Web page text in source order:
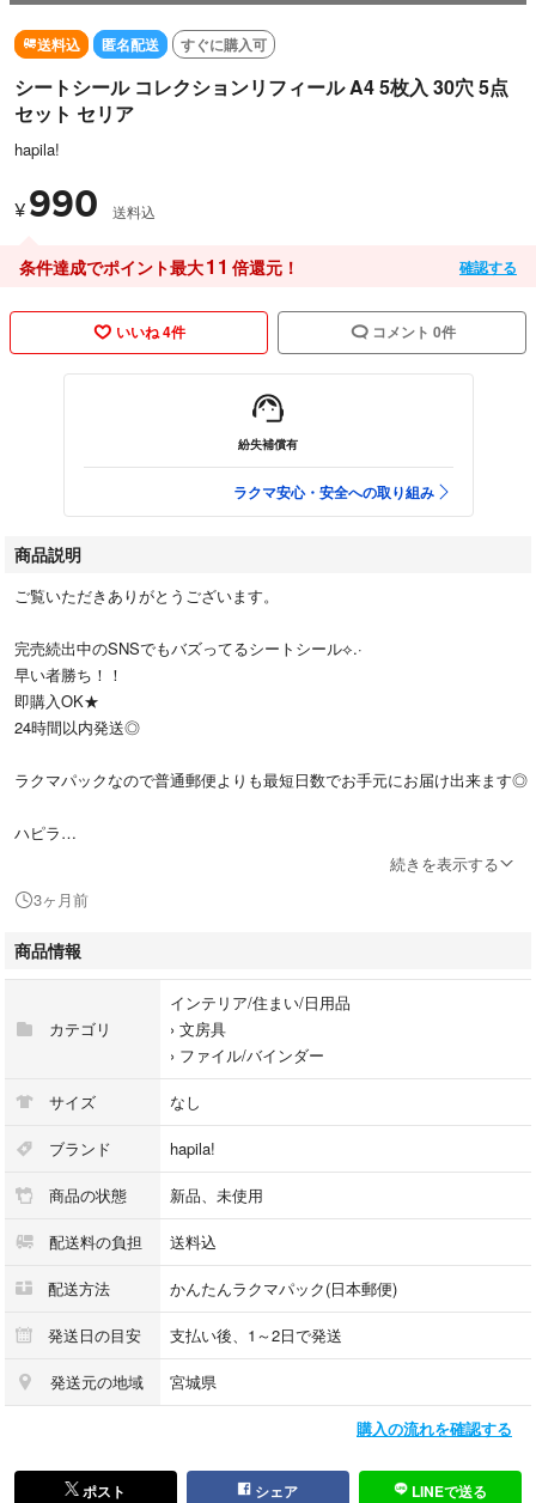
送料込 匿名配送 すぐに購入可
シートシール コレクションリフィール A4 5枚入 30穴 5点
セット セリア
hapila!
¥ 990 送料込
条件達成でポイント最大11 倍還元！ 確認する
いいね 4件 コメント 0件
紛失補償有
ラクマ安心・安全への取り組み
商品説明
ご覧いただきありがとうございます。
完売続出中のSNSでもバズってるシートシール⟡.·
早い者勝ち！！
即購入OK★
24時間以内発送◎
ラクマパックなので普通郵便よりも最短日数でお手元にお届け出来ます◎
ハピラ
A4 30穴 5枚入 × 5点セット
SNSでも話題の大人気商品⟡.·
袋ごと収納出来てとても便利です。
シートシール以外にもチケットや長4封筒を収納できます。
◾︎ 発送について
防水対策し、簡易包装で発送させていただきます。
※画像について
出来る限り実物と同じ色味になるよう撮影には気をつけておりますが光の
加減、お使いの端末により見え方が実物と多少異なってしまう事もありま
す。ご理解願います。
※他アプリ等でも出品しているので、売切れ次第削除しております
お早めのご検討をよろしくお願いいたしますm（__）m
他にも色々出品してます。
続きを表示する
3ヶ月前
商品情報
カテゴリ
インテリア/住まい/日用品
› 文房具
› ファイル/バインダー
サイズ なし
ブランド hapila!
商品の状態 新品、未使用
配送料の負担 送料込
配送方法 かんたんラクマパック(日本郵便)
発送日の目安 支払い後、1～2日で発送
発送元の地域 宮城県
購入の流れを確認する
ポスト シェア LINEで送る